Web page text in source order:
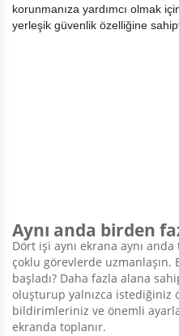
korunmanıza yardımcı olmak
yerleşik güvenlik özelliğine
Aynı anda birden
Dört işi aynı ekrana aynı
çoklu görevlerde uzmanlaşın.
başladı? Daha fazla alana
oluşturup yalnızca istediğiniz
bildirimleriniz ve önemli
ekranda toplanır.